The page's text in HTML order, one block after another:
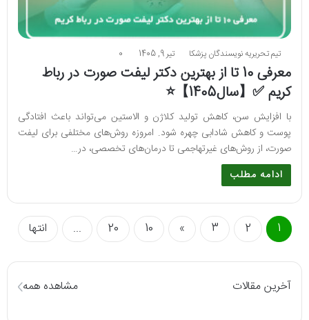
تیم تحریریه نویسندگان پزشکا تیر 9, 1405 0
معرفی 10 تا از بهترین دکتر لیفت صورت در رباط
کریم ✅【سال1405】⭐
با افزایش سن، کاهش تولید کلاژن و الاستین می‌تواند باعث افتادگی
پوست و کاهش شادابی چهره شود. امروزه روش‌های مختلفی برای لیفت
صورت، از روش‌های غیرتهاجمی تا درمان‌های تخصصی، در…
ادامه مطلب
1
2
3
»
10
20
... انتها
آخرین مقالات مشاهده همه